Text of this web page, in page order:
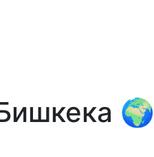
🌍